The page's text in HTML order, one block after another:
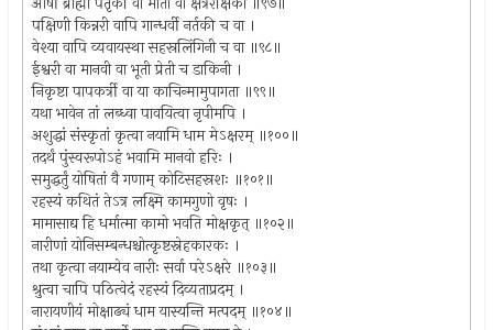
पक्षिणी किन्नरी वापि गान्धर्वी नर्तकी च वा ।
वेश्या वापि व्यवायस्था सहस्रलिंगिनी च वा ॥९८॥
ईश्वरी वा मानवी वा भूती प्रेती च डाकिनी ।
निकृष्टा पापकर्त्री वा या काचिन्मामुपागता ॥९९॥
यथा भावेन तां लब्ध्वा पावयित्वा नृपीमपि ।
अशुद्धां संस्कृतां कृत्वा नयामि धाम मेऽक्षरम् ॥१००॥
तदर्थं पुंस्वरूपोऽहं भवामि मानवो हरिः ।
समुद्धर्तुं योषितां वै गणाम् कोटिसहस्रशः ॥१०१॥
रहस्यं कथितं तेऽत्र लक्ष्मि कामगुणो वृषः ।
मामासाद्य हि धर्मात्मा कामो भवति मोक्षकृत् ॥१०२॥
नारीणां योनिसम्बन्धश्चोत्कृष्टस्नेहकारकः ।
तथा कृत्वा नयाम्येव नारीः सर्वा परेऽक्षरे ॥१०३॥
श्रुत्वा चापि पठित्वेदं रहस्यं दिव्यताप्रदम् ।
नारायणीयं मोक्षाढ्यं धाम यास्यन्ति मत्पदम् ॥१०४॥